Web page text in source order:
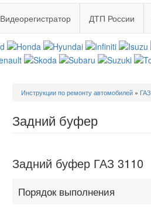
Видеорегистратор ДТП России
Вы
Инструкции по ремонту автомобилей » ГАЗ
Задний буфер
Задний буфер ГАЗ 3110
Порядок выполнения